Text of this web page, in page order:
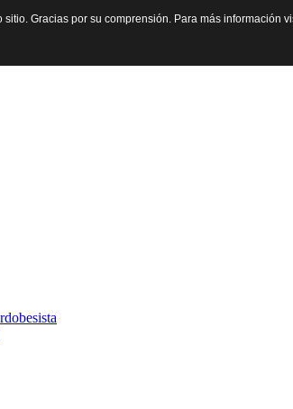
Gracias por su comprensión. Para más información